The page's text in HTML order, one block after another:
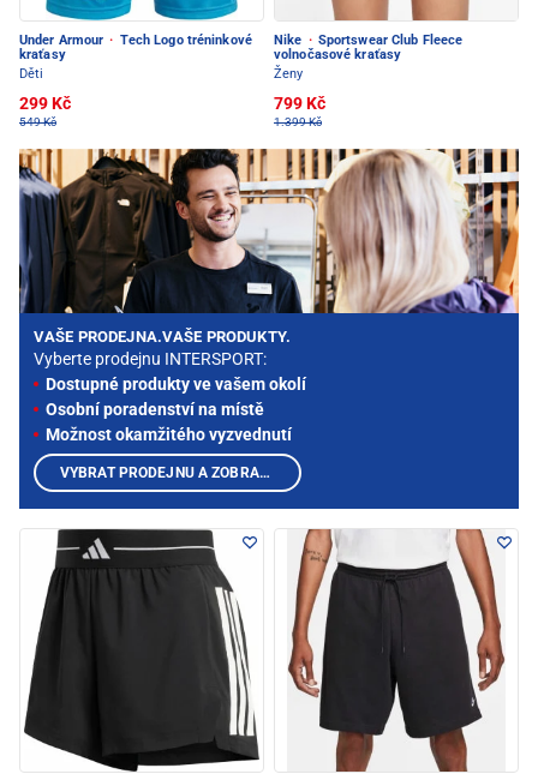
Under Armour · Tech Logo tréninkové
kraťasy
Děti
299 Kč
549 Kč
Nike · Sportswear Club Fleece
volnočasové kraťasy
Ženy
799 Kč
1.399 Kč
VAŠE PRODEJNA.VAŠE PRODUKTY.
Vyberte prodejnu INTERSPORT:
Dostupné produkty ve vašem okolí
Osobní poradenství na místě
Možnost okamžitého vyzvednutí
VYBRAT PRODEJNU A ZOBRAZIT PRODUKTY